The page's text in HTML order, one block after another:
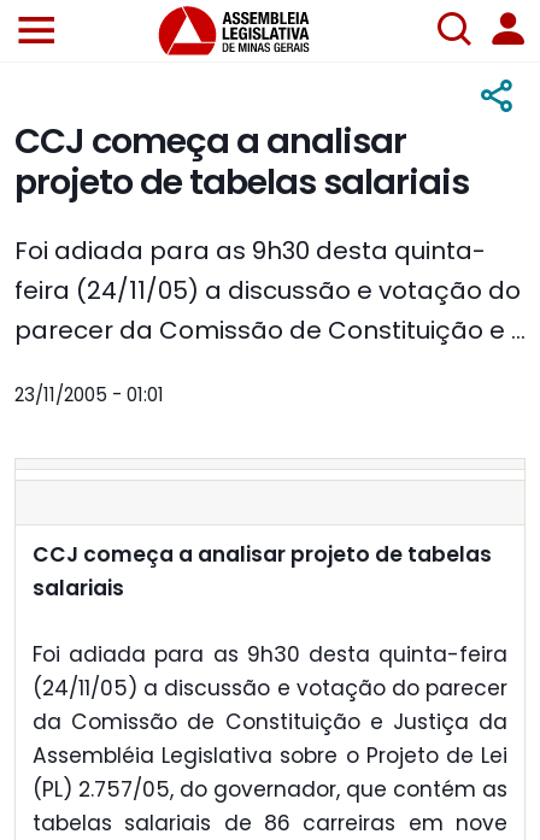
CCJ começa a analisar
projeto de tabelas salariais
Foi adiada para as 9h30 desta quinta-
feira (24/11/05) a discussão e votação do
parecer da Comissão de Constituição e ...
23/11/2005 - 01:01
CCJ começa a analisar projeto de tabelas
salariais
Foi adiada para as 9h30 desta quinta-feira
(24/11/05) a discussão e votação do parecer
da Comissão de Constituição e Justiça da
Assembléia Legislativa sobre o Projeto de Lei
(PL) 2.757/05, do governador, que contém as
tabelas salariais de 86 carreiras em nove